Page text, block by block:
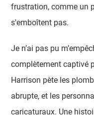
frustration, comme un
s'emboîtent pas.
Je n’ai pas pu
complètement captivé
Harrison pète les
abrupte, et les
caricaturaux. Une